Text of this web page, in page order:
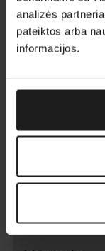
analizės
pateiktos arba
informacijos.
Programų
sistemų
kūrimas
Verslo